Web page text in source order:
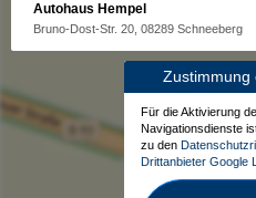
Autohaus Hempel
Bruno-Dost-Str. 20, 08289 Schneeberg
Zustimmung
Für die Aktivierung
Navigationsdienste
zu den
Drittanbieter Google